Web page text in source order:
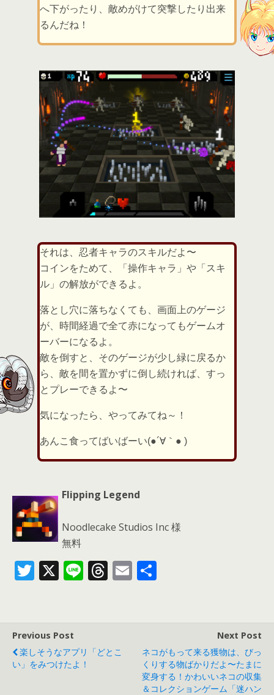
へ下がったり、敵めがけて突撃したり出来
るんだね！
それは、忍者キャラのスキルだよ〜
コインをためて、「操作キャラ」や「スキ
ル」の解放ができるよ。
落とし穴に落ちなくても、画面上のゲージ
が、時間経過で全て赤になってもゲームオ
ーバーになるよ。
敵を倒すと、そのゲージが少し緑に戻るか
ら、敵を間を置かずに倒し続ければ、すっ
とプレーできるよ〜
気になったら、やってみてね～！
あんこ食ってばいばーい(●´∀｀● )
Flipping Legend
Noodlecake Studios Inc 様
無料
T
er
X Li T
d
E
Previous Post
楽しそうなアプリ「どとこ
い」をみつけたよ！
Next Post
ネコがもって来る獲物は、びっ
くりする物ばかりだよ〜たまに
変身する！かわいいネコの収集
＆コレクションゲーム「迷ハン